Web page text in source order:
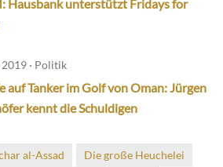
Hausbank unterstützt Fridays for
· Politik
auf Tanker im Golf von Oman: Jürgen
kennt die Schuldigen
al-Assad
Die große Heuchelei